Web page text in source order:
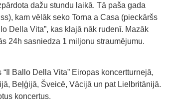
dažu stundu laikā. Tā paša gada
kam vēlāk seko Torna a Casa (pieckāršs
Della Vita”, kas klajā nāk rudenī. Mazāk
24h sasniedza 1 miljonu straumējumu.
Ballo Della Vita” Eiropas koncertturnejā,
Beļģijā, Šveicē, Vācijā un pat Lielbritānijā.
koncertus.